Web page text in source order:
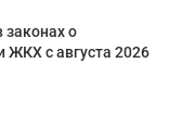
законах о
ЖКХ с августа 2026